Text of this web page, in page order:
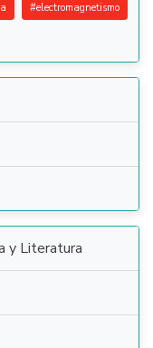
#electromagnetismo
y Literatura